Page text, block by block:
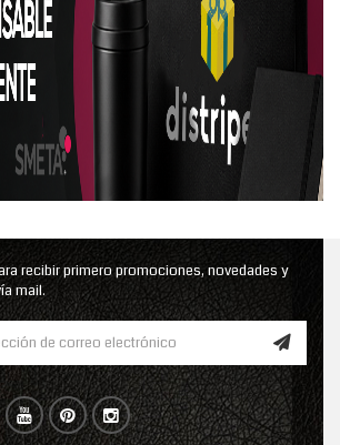
recibir primero promociones, novedades y
mail.